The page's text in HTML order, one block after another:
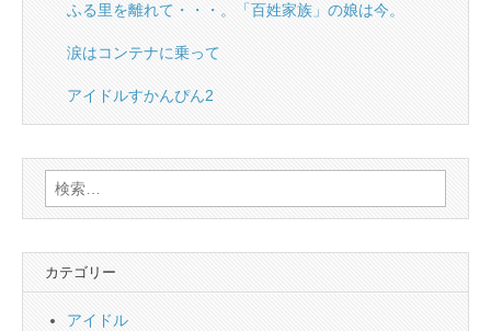
ふる里を離れて・・・。「百姓家族」の娘は今。
涙はコンテナに乗って
アイドルすかんぴん2
検
索:
カテゴリー
アイドル